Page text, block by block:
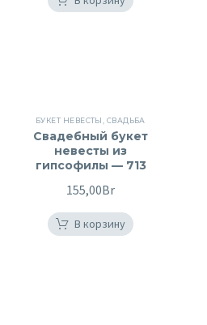
БУКЕТ НЕВЕСТЫ СВАДЬБА
Свадебный букет
невесты из
гипсофилы — 713
155,00Br
В корзину